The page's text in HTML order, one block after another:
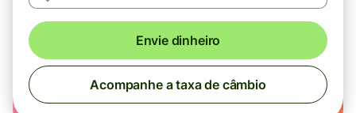
Envie dinheiro
Acompanhe a taxa de câmbio